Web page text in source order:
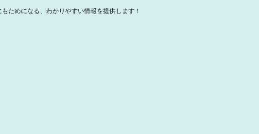
ためになる、わかりやすい情報を提供します！